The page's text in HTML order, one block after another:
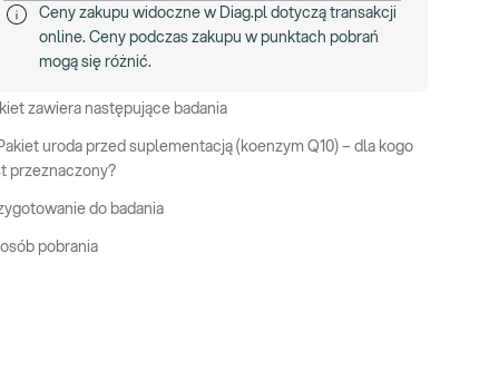
Ceny zakupu widoczne w Diag.pl dotyczą transakcji
online. Ceny podczas zakupu w punktach pobrań
mogą się różnić.
zawiera następujące badania
uroda przed suplementacją (koenzym Q10) – dla kogo
przeznaczony?
do badania
pobrania